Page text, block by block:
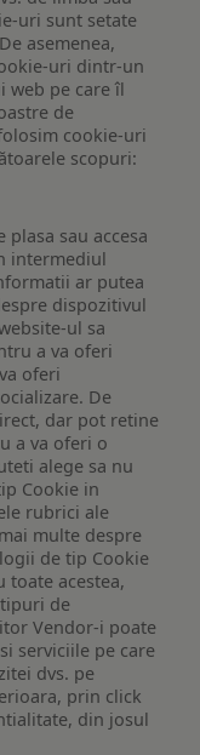
uri sunt setate
asemenea,
uri dintr-un
web pe care îl
de
cookie-uri
scopuri:
plasa sau accesa
intermediul
ar putea
dispozitivul
ul sa
a va oferi
oferi
De
dar pot retine
a va oferi o
alege sa nu
Cookie in
rubrici ale
multe despre
de tip Cookie
toate acestea,
de
Vendor-i poate
serviciile pe care
dvs. pe
prin click
din josul